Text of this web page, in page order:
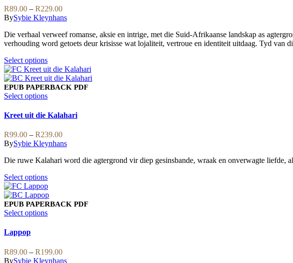
be
chosen
on
the
product
page
variants.
The
options
may
be
chosen
on
the
product
page
R89.00 – R229.00Price
range:
through
R229.00
BySybie Kleynhans
Die verhaal verweef romanse, aksie en intrige, met die Suid-Afrikaanse landskap as
verhouding word getoets deur krisisse wat lojaliteit, vertroue en identiteit uitdaag. Tyd van
Select optionsThis
product
has
multiple
variants.
options
be
chosen
on
the
page
EPUB PAPERBACK PDF
Select optionsThis
has
variants.
The
options
may
chosen
on
the
product
page
Kreet uit die Kalahari
R99.00 – R239.00Price
range:
through
BySybie Kleynhans
Die ruwe Kalahari word die agtergrond vir diep gesinsbande, wraak en onverwagte liefde,
Select optionsThis
product
has
multiple
variants.
be
chosen
EPUB PAPERBACK PDF
Select optionsThis
variants.
The
Lappop
R89.00 – R199.00Price
range:
BySybie Kleynhans